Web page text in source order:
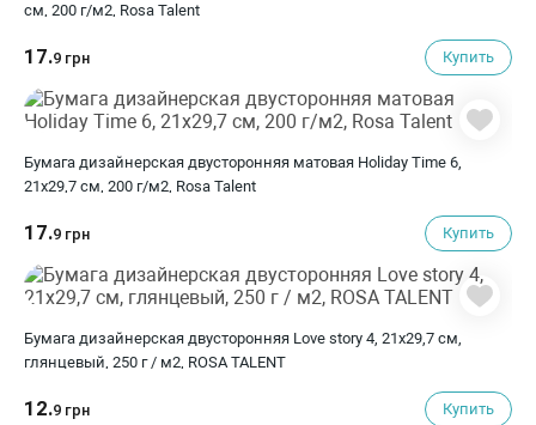
см, 200 г/м2, Rosa Talent
17.9 грн Купить
Бумага дизайнерская двусторонняя матовая Holiday Time 6,
21х29,7 см, 200 г/м2, Rosa Talent
17.9 грн Купить
Бумага дизайнерская двусторонняя Love story 4, 21х29,7 см,
глянцевый, 250 г / м2, ROSA TALENT
12.9 грн Купить